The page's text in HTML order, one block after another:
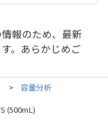
報のため、最新
。あらかじめご
> 容量分析
(500mL)